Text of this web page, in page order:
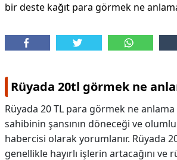
bir deste kağıt para görmek ne
Rüyada 20tl görmek ne
Rüyada 20 TL para görmek ne anlama
sahibinin şansının döneceği ve
habercisi olarak yorumlanır. Rüyada
genellikle hayırlı işlerin artacağını ve